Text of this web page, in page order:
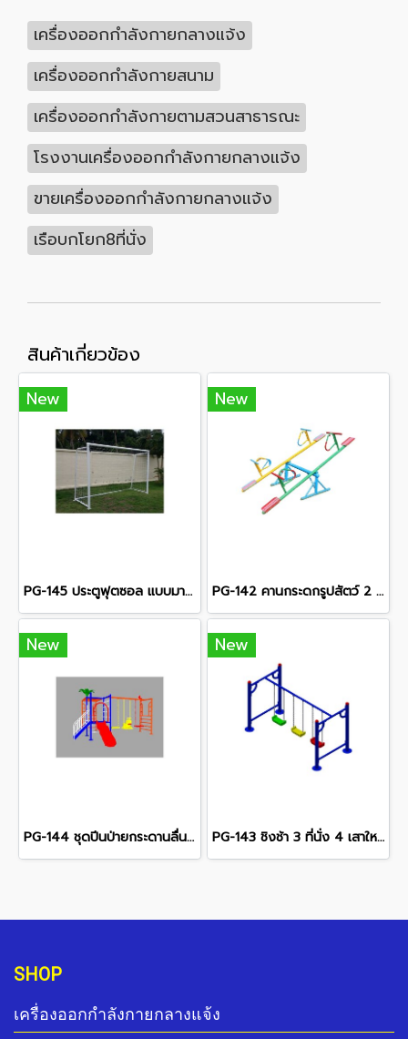
เครื่องออกกำลังกายกลางแจ้ง
เครื่องออกกำลังกายสนาม
เครื่องออกกำลังกายตามสวนสาธารณะ
โรงงานเครื่องออกกำลังกายกลางแจ้ง
ขายเครื่องออกกำลังกายกลางแจ้ง
เรือบกโยก8ที่นั่ง
สินค้าเกี่ยวข้อง
New
PG-145 ประตูฟุตซอล แบบมาตรฐาน พร้อมตาข่าย
New
PG-142 คานกระดกรูปสัตว์ 2 คาน
New
PG-144 ชุดปีนป่ายกระดานลื่น+ชิงช้า 3 ที่นั่ง
New
PG-143 ชิงช้า 3 ที่นั่ง 4 เสาใหญ่
SHOP
เครื่องออกกำลังกายกลางแจ้ง